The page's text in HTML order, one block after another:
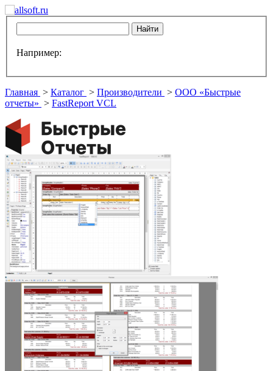
Например:
Главная > Каталог > Производители > ООО «Быстрые
отчеты» > FastReport VCL